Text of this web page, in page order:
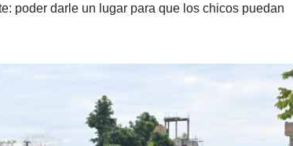
poder darle un lugar para que los chicos puedan